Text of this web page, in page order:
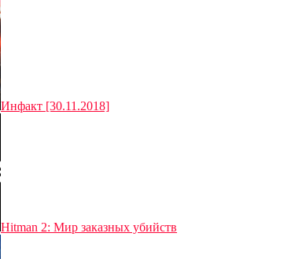
Инфакт [30.11.2018]
Hitman 2: Мир заказных убийств